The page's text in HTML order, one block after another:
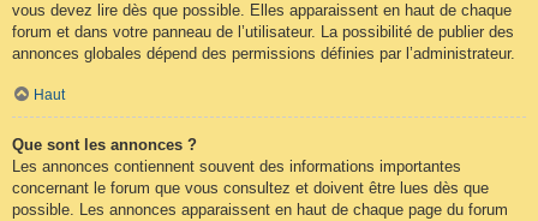
vous devez lire dès que possible. Elles apparaissent en haut de chaque
forum et dans votre panneau de l’utilisateur. La possibilité de publier des
annonces globales dépend des permissions définies par l’administrateur.
Haut
Que sont les annonces ?
Les annonces contiennent souvent des informations importantes
concernant le forum que vous consultez et doivent être lues dès que
possible. Les annonces apparaissent en haut de chaque page du forum